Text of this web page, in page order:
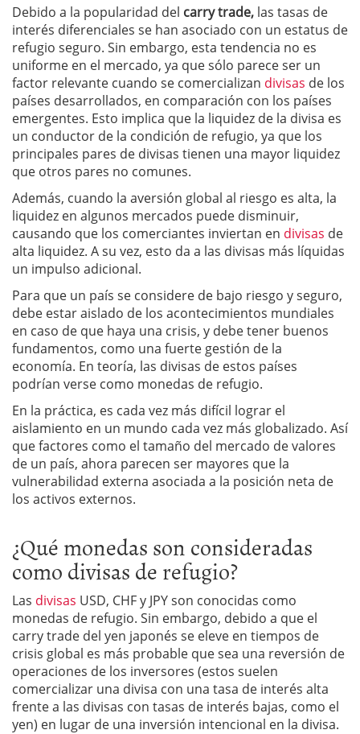
Debido a la popularidad del carry trade, las tasas de
interés diferenciales se han asociado con un estatus de
refugio seguro. Sin embargo, esta tendencia no es
uniforme en el mercado, ya que sólo parece ser un
factor relevante cuando se comercializan divisas de los
países desarrollados, en comparación con los países
emergentes. Esto implica que la liquidez de la divisa es
un conductor de la condición de refugio, ya que los
principales pares de divisas tienen una mayor liquidez
que otros pares no comunes.
Además, cuando la aversión global al riesgo es alta, la
liquidez en algunos mercados puede disminuir,
causando que los comerciantes inviertan en divisas de
alta liquidez. A su vez, esto da a las divisas más líquidas
un impulso adicional.
Para que un país se considere de bajo riesgo y seguro,
debe estar aislado de los acontecimientos mundiales
en caso de que haya una crisis, y debe tener buenos
fundamentos, como una fuerte gestión de la
economía. En teoría, las divisas de estos países
podrían verse como monedas de refugio.
En la práctica, es cada vez más difícil lograr el
aislamiento en un mundo cada vez más globalizado. Así
que factores como el tamaño del mercado de valores
de un país, ahora parecen ser mayores que la
vulnerabilidad externa asociada a la posición neta de
los activos externos.
¿Qué monedas son consideradas
como divisas de refugio?
Las divisas USD, CHF y JPY son conocidas como
monedas de refugio. Sin embargo, debido a que el
carry trade del yen japonés se eleve en tiempos de
crisis global es más probable que sea una reversión de
operaciones de los inversores (estos suelen
comercializar una divisa con una tasa de interés alta
frente a las divisas con tasas de interés bajas, como el
yen) en lugar de una inversión intencional en la divisa.